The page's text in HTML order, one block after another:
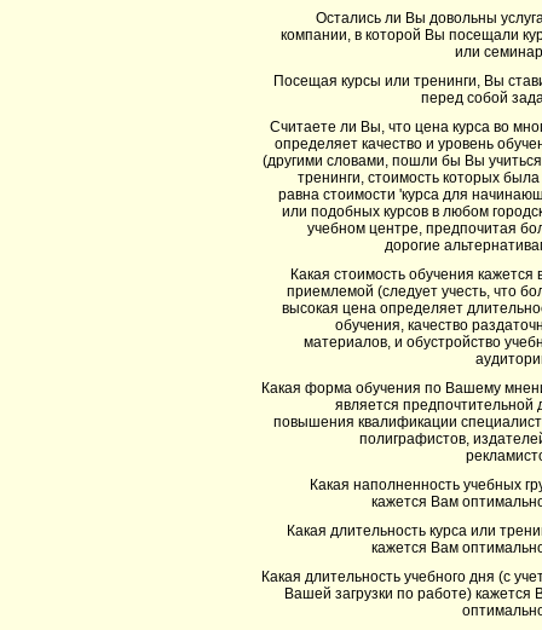
Остались ли Вы довольны
компании, в которой Вы посещали
или
Посещая курсы или тренинги, Вы
перед собой
Считаете ли Вы, что цена курса во
определяет качество и уровень
(другими словами, пошли бы Вы
тренинги, стоимость которых
равна стоимости 'курса для
или подобных курсов в любом
учебном центре, предпочитая
дорогие
Какая стоимость обучения кажется
приемлемой (следует учесть, что
высокая цена определяет
обучения, качество
материалов, и обустройство
Какая форма обучения по Вашему
является предпочтительной
повышения квалификации
полиграфистов,
Какая наполненность учебных
кажется Вам
Какая длительность курса или
кажется Вам
Какая длительность учебного дня (с
Вашей загрузки по работе) кажется